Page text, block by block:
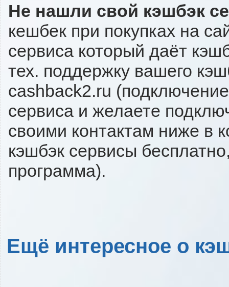
Не нашли свой кэшбэк
кешбек при покупках на
сервиса который даёт
тех. поддержку вашего
cashback2.ru
сервиса и желаете
своими контактам ниже в
кэшбэк сервисы
программа).
Ещё интересное о